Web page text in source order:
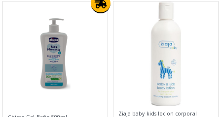
Ziaja baby kids locion corporal